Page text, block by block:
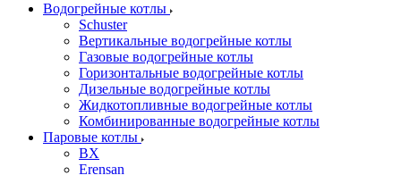
Водогрейные котлы
Schuster
Вертикальные водогрейные котлы
Газовые водогрейные котлы
Горизонтальные водогрейные котлы
Дизельные водогрейные котлы
Жидкотопливные водогрейные котлы
Комбинированные водогрейные котлы
Паровые котлы
BX
Erensan